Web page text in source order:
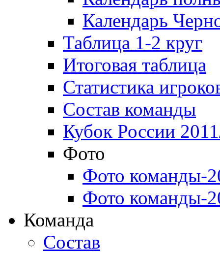
Календарь
Таблица 1-2 круг
Итоговая таблица
Статистика
Состав команды
Кубок России
Фото
Фото команды-
Фото команды-
Команда
Состав